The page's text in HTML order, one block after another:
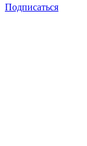
Подписаться